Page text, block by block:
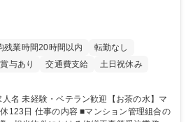
残業時間20時間以内
転勤なし
賞与あり 交通費支給 土日祝休み
ン管理組合の